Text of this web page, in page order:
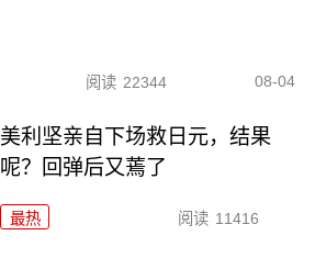
阅读 22344 08-04
美利坚亲自下场救日元，结果
呢？回弹后又蔫了
最热 阅读 11416